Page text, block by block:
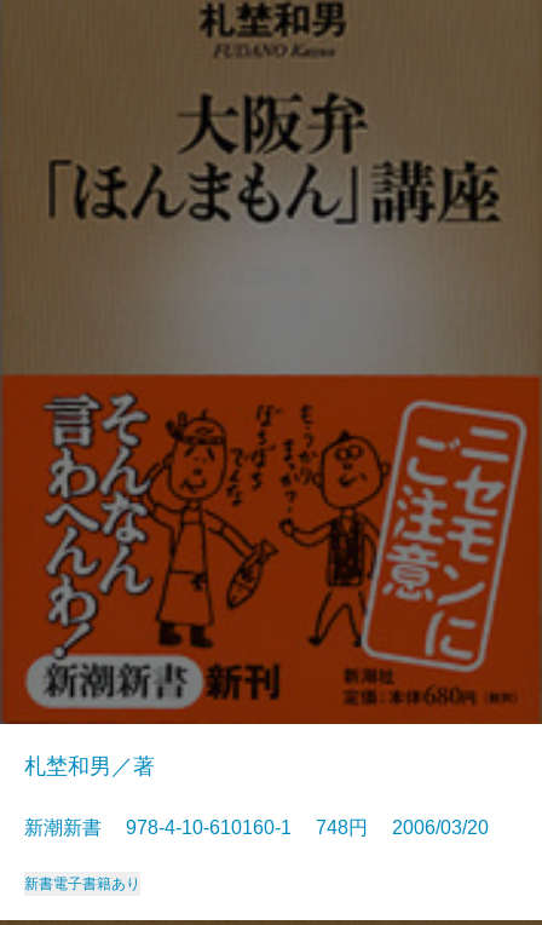
札埜和男／著
新潮新書 978-4-10-610160-1 748円 2006/03/20
新書電子書籍あり